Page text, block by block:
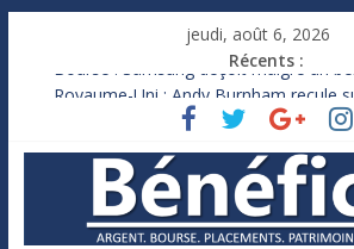
jeudi, août 6, 2026
Récents :
Bourse : Samsung déçoit malgré un
Royaume-Uni : Andy Burnham recule
Xavier Niel, le milliardaire qui ne
Ruée des fortunes russes vers
France : le logement mis à l’épreuve